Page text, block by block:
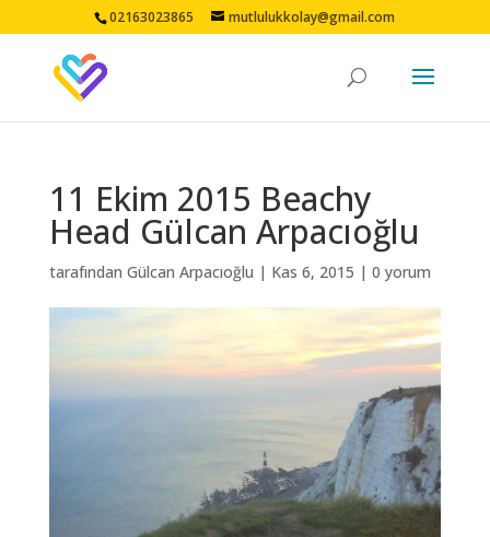
02163023865 mutlulukkolay@gmail.com
11 Ekim 2015 Beachy
Head Gülcan Arpacıoğlu
tarafından Gülcan Arpacıoğlu | Kas 6, 2015 | 0 yorum